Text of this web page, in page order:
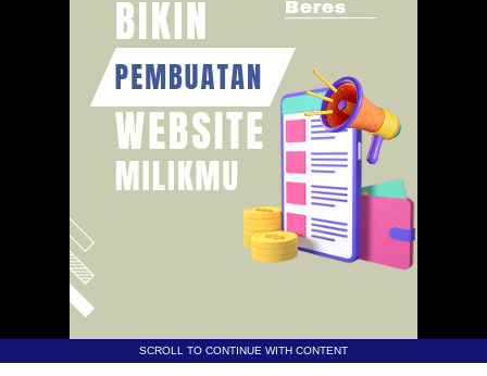
SCROLL TO CONTINUE WITH CONTENT